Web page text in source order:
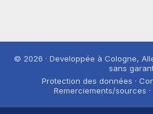
© 2026 · Developpée à Cologne,
sans
Protection des données ·
Remerciements/sources